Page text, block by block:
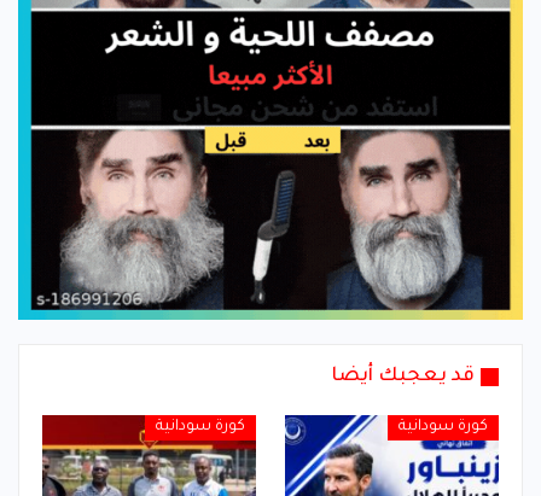
قد يعجبك أيضا
كورة سودانية كورة سودانية